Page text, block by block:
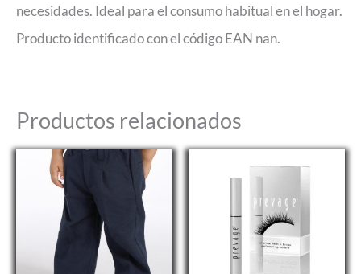
necesidades. Ideal para el consumo habitual en el hogar.
Producto identificado con el código EAN nan.
Productos relacionados